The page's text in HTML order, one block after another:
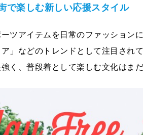
で楽しむ新しい応援スタイル
ツアイテムを日常のファッション
」などのトレンドとして注目され
く、普段着として楽しむ文化はま